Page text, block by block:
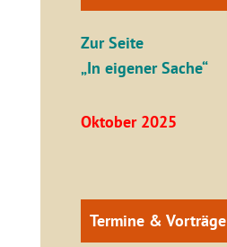
Zur Seite
„In eigener Sache“
Oktober 2025
Termine & Vorträge